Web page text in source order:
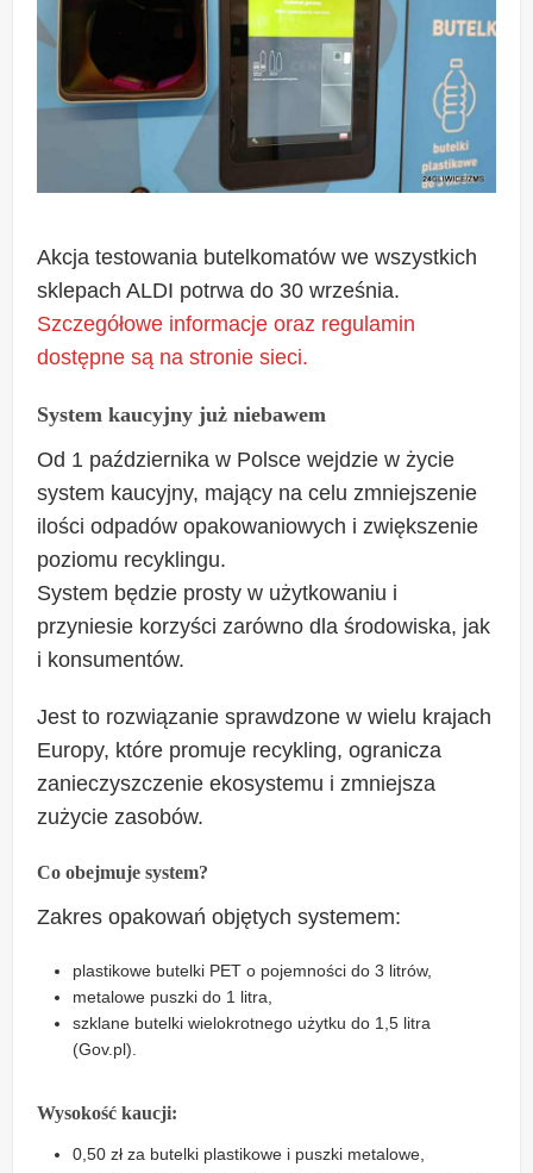
Akcja testowania butelkomatów we wszystkich
sklepach ALDI potrwa do 30 września.
Szczegółowe informacje oraz regulamin
dostępne są na stronie sieci.
System kaucyjny już niebawem
Od 1 października w Polsce wejdzie w życie
system kaucyjny, mający na celu zmniejszenie
ilości odpadów opakowaniowych i zwiększenie
poziomu recyklingu.
System będzie prosty w użytkowaniu i
przyniesie korzyści zarówno dla środowiska, jak
i konsumentów.
Jest to rozwiązanie sprawdzone w wielu krajach
Europy, które promuje recykling, ogranicza
zanieczyszczenie ekosystemu i zmniejsza
zużycie zasobów.
Co obejmuje system?
Zakres opakowań objętych systemem:
plastikowe butelki PET o pojemności do 3 litrów,
metalowe puszki do 1 litra,
szklane butelki wielokrotnego użytku do 1,5 litra
(Gov.pl).
Wysokość kaucji:
0,50 zł za butelki plastikowe i puszki metalowe,